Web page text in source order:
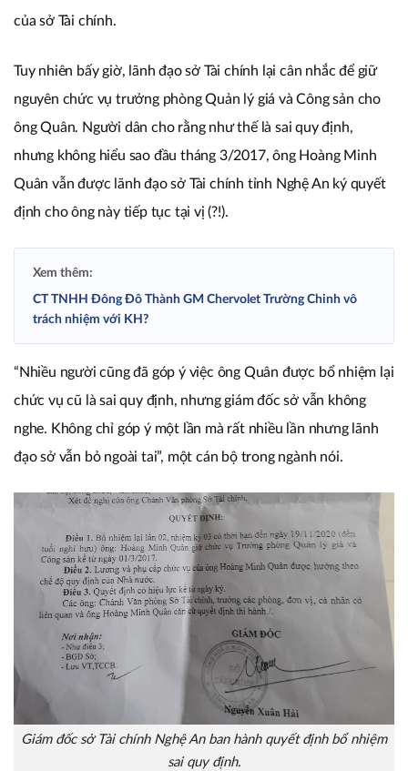
của sở Tài chính.
Tuy nhiên bấy giờ, lãnh đạo sở Tài chính lại cân nhắc để giữ
nguyên chức vụ trưởng phòng Quản lý giá và Công sản cho
ông Quân. Người dân cho rằng như thế là sai quy định,
nhưng không hiểu sao đầu tháng 3/2017, ông Hoàng Minh
Quân vẫn được lãnh đạo sở Tài chính tỉnh Nghệ An ký quyết
định cho ông này tiếp tục tại vị (?!).
Xem thêm:
CT TNHH Đông Đô Thành GM Chervolet Trường Chinh vô
trách nhiệm với KH?
“Nhiều người cũng đã góp ý việc ông Quân được bổ nhiệm lại
chức vụ cũ là sai quy định, nhưng giám đốc sở vẫn không
nghe. Không chỉ góp ý một lần mà rất nhiều lần nhưng lãnh
đạo sở vẫn bỏ ngoài tai”, một cán bộ trong ngành nói.
Giám đốc sở Tài chính Nghệ An ban hành quyết định bổ nhiệm
sai quy định.